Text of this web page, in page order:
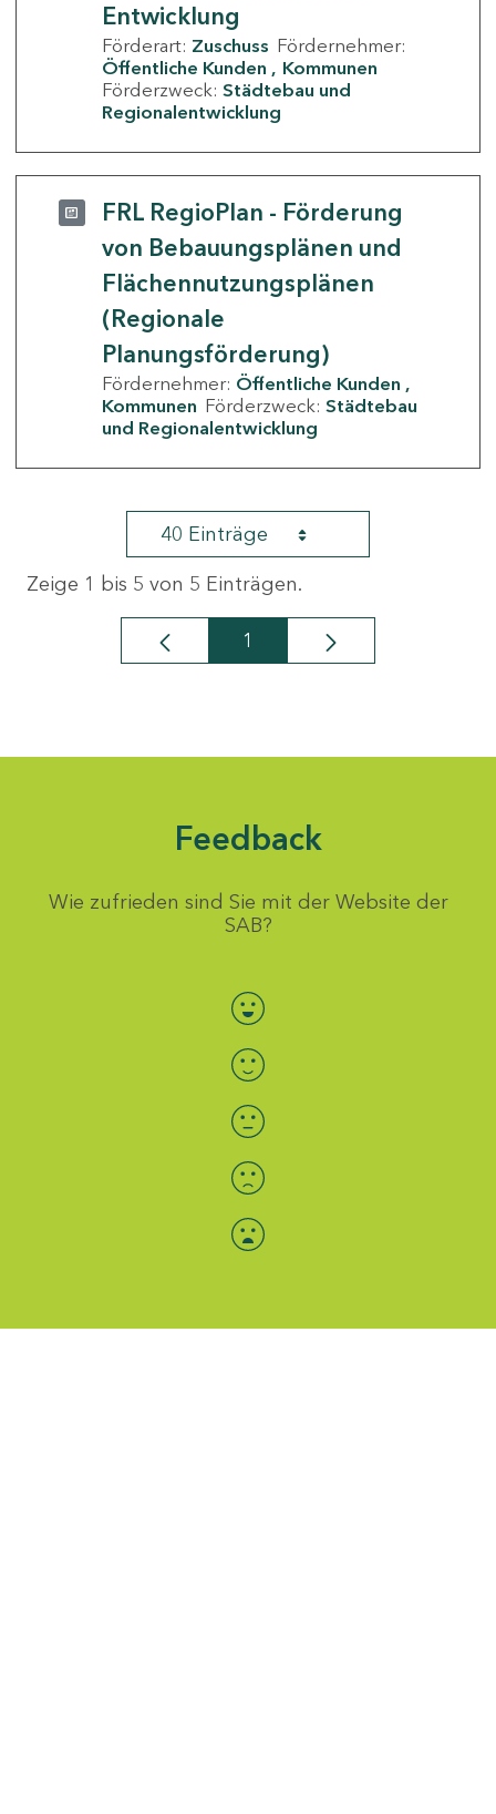
Entwicklung
Förderart: Zuschuss Fördernehmer:
Öffentliche Kunden
Kommunen
Förderzweck: Städtebau und
Regionalentwicklung
FRL RegioPlan - Förderung
von Bebauungsplänen und
Flächennutzungsplänen
(Regionale
Planungsförderung)
Fördernehmer: Öffentliche Kunden
Kommunen Förderzweck: Städtebau
und Regionalentwicklung
40 Einträge
Zeige 1 bis 5 von 5 Einträgen.
Seite
1
Feedback
Wie zufrieden sind Sie mit der Website der
SAB?
Bewertung auswählen